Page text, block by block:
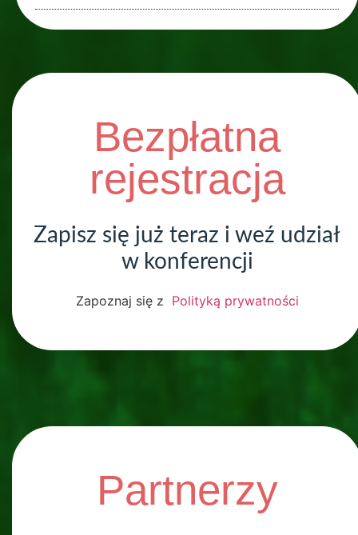
Bezpłatna
rejestracja
Zapisz się już teraz i weź udział
w konferencji
Zapoznaj się z Polityką prywatności
Partnerzy